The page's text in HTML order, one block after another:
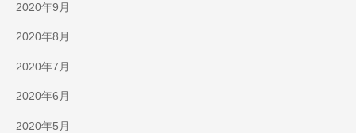
2020年9月
2020年8月
2020年7月
2020年6月
2020年5月